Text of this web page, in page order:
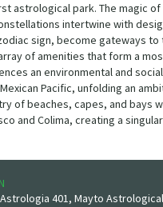
astrological park. The magic
intertwine with
sign, become gateways to
of amenities that form a
an environmental and
Pacific, unfolding an
of beaches, capes, and bays
and Colima, creating a
401, Mayto